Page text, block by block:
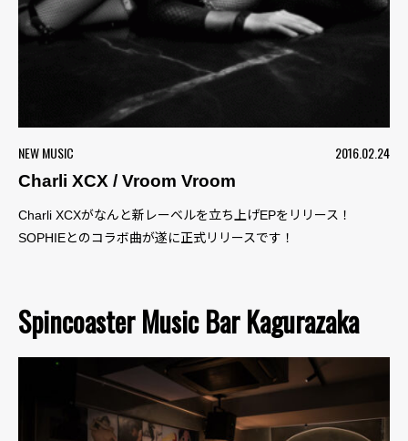
NEW MUSIC
2016.02.24
Charli XCX / Vroom Vroom
Charli XCXがなんと新レーベルを立ち上げEPをリリース！
SOPHIEとのコラボ曲が遂に正式リリースです！
Spincoaster Music Bar Kagurazaka